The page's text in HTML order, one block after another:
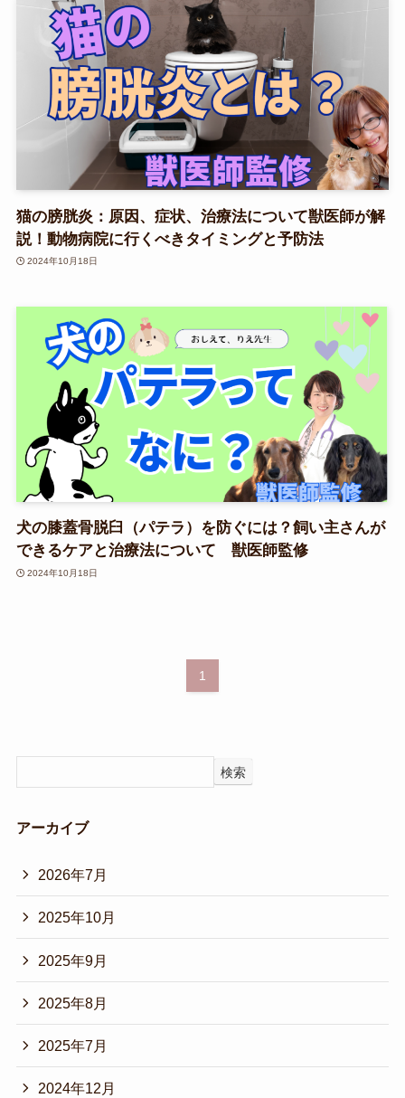
猫の膀胱炎：原因、症状、治療法について獣医師が解
説！動物病院に行くべきタイミングと予防法
2024年10月18日
犬の膝蓋骨脱臼（パテラ）を防ぐには？飼い主さんが
できるケアと治療法について 獣医師監修
2024年10月18日
1
検索
アーカイブ
2026年7月
2025年10月
2025年9月
2025年8月
2025年7月
2024年12月